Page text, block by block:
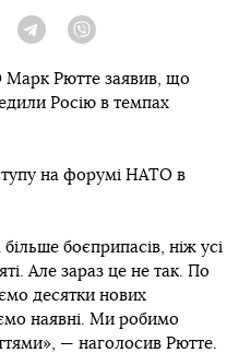
Twitter Telegram
Марк Рютте заявив, що
Росію в темпах
на форумі НАТО в
боєприпасів, ніж усі
Але зараз це не так. По
десятки нових
наявні. Ми робимо
— наголосив Рютте.